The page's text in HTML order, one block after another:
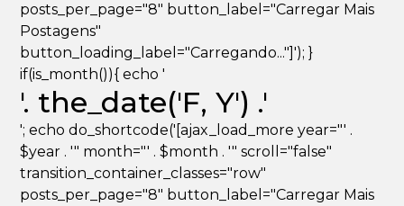
posts_per_page="8" button_label="Carregar Mais
Postagens"
button_loading_label="Carregando..."]'); }
if(is_month()){ echo '
'. the_date('F, Y') .'
'; echo do_shortcode('[ajax_load_more year="' .
$year . '" month="' . $month . '" scroll="false"
transition_container_classes="row"
posts_per_page="8" button_label="Carregar Mais